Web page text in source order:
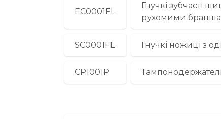
EС0001FL
Гнучкі зубчасті
рухомими
SС0001FL Гнучкі ножиці з
CP1001P